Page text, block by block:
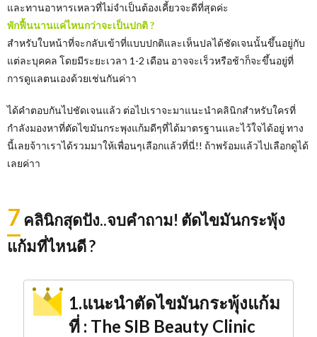
และทานอาหารเหลวที่ไม่จำเป็นต้องเคี้ยวจะดีที่สุดค่ะ
พักฟื้นนานแค่ไหนกว่าจะเป็นปกติ ?
สำหรับใบหน้าที่จะกลับเข้าที่แบบปกติและเห็นปลได้ชัดเจนนั้นขึ้นอยู่กับ
แต่ละบุคคล โดยมีระยะเวลา 1-2 เดือน อาจจะเร็วหรือช้าก็จะขึ้นอยู่ที่
การดูแลตนเองด้วยเช่นกันค่าา
ได้คำตอบกันไปชัดเจนแล้ว ต่อไปเราจะมาแนะนำคลินิกสำหรับใครที่
กำลังมองหาที่ตัดไขมันกระพุงแก้มดีๆที่ได้มาตรฐานและไว้ใจได้อยู่ ทาง
นี้เลยจ้าาเราได้รวมมาให้เพื่อนๆเลือกแล้วที่นี่!! ถ้าพร้อมแล้วไปเลือกดูได้
เลยค่าา
7 คลินิกสุดปัง..จบคำถาม! ตัดไขมันกระพุ้ง
แก้มที่ไหนดี ?
1.แนะนำตัดไขมันกระพุ้งแก้ม
ที่ : The SIB Beauty Clinic